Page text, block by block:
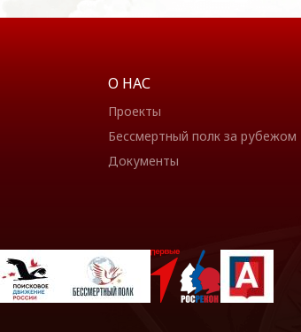
О НАС
Проекты
Бессмертный полк за рубежом
Документы